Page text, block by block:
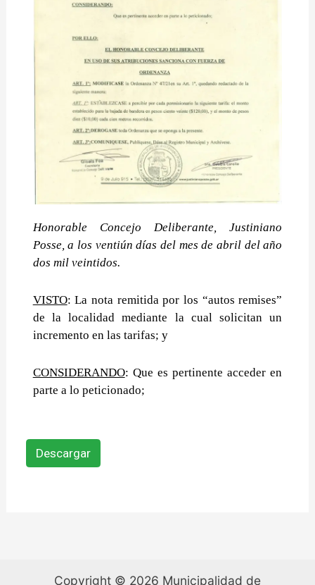
Honorable Concejo Deliberante, Justiniano
Posse, a los ventiún días del mes de abril del año
dos mil veintidos.
VISTO: La nota remitida por los “autos remises”
de la localidad mediante la cual solicitan un
incremento en las tarifas; y
CONSIDERANDO: Que es pertinente acceder en
parte a lo peticionado;
Descargar
Copyright © 2026 Municipalidad de